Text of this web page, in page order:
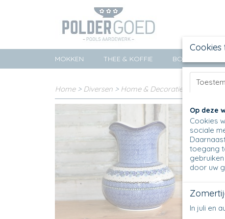
MOKKEN THEE & KOFFIE BORDEN
Home> Diversen > Home & Decoratie
Cookies
Op deze
Cookies
sociale
toegang
door uw
In juli en